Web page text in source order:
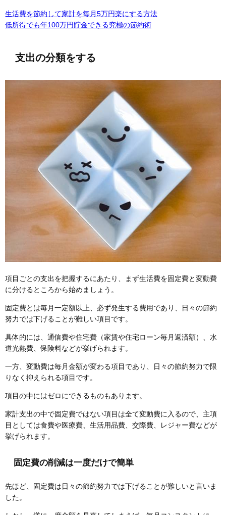
生活費を節約して家計を毎月5万円楽にする方法
低所得でも年100万円貯金できる究極の節約術
支出の分類をする
項目ごとの支出を把握するにあたり、まず生活費を固定費と変動費
に分けるところから始めましょう。
固定費とは毎月一定額以上、必ず発生する費用であり、日々の節約
努力では下げることが難しい項目です。
具体的には、通信費や住宅費（家賃や住宅ローン毎月返済額）、水
道光熱費、保険料などが挙げられます。
一方、変動費は毎月金額が変わる項目であり、日々の節約努力で限
りなく抑えられる項目です。
項目の中にはゼロにできるものもあります。
家計支出の中で固定費ではない項目は全て変動費に入るので、主項
目としては食費や医療費、生活用品費、交際費、レジャー費などが
挙げられます。
固定費の削減は一度だけで簡単
先ほど、固定費は日々の節約努力では下げることが難しいと言いま
した。